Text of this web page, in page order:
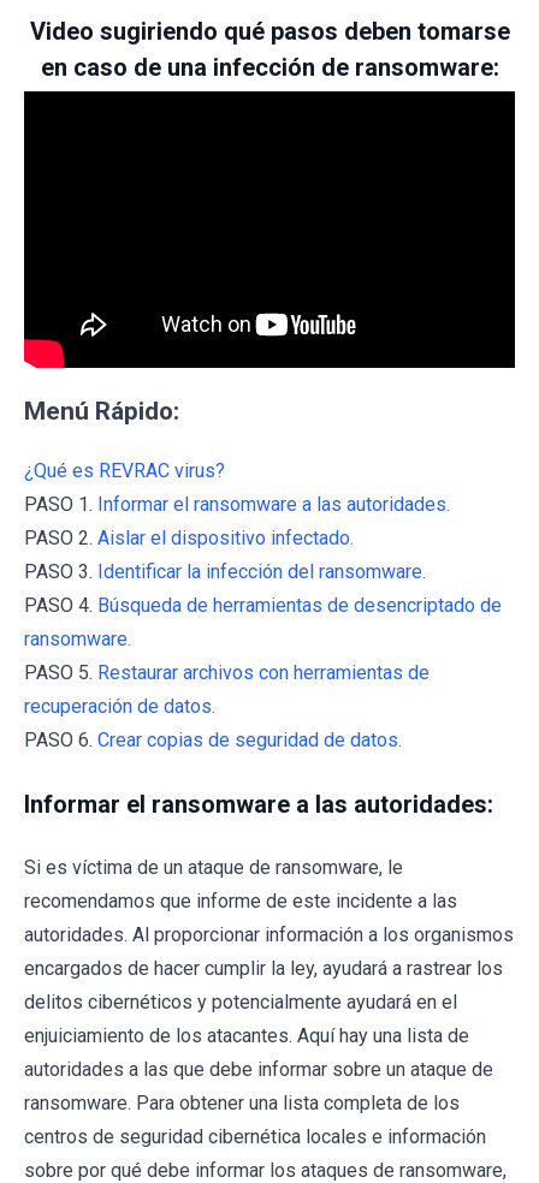
Video sugiriendo qué pasos deben tomarse
en caso de una infección de ransomware:
Menú Rápido:
¿Qué es REVRAC virus?
PASO 1. Informar el ransomware a las autoridades.
PASO 2. Aislar el dispositivo infectado.
PASO 3. Identificar la infección del ransomware.
PASO 4. Búsqueda de herramientas de desencriptado de
ransomware.
PASO 5. Restaurar archivos con herramientas de
recuperación de datos.
PASO 6. Crear copias de seguridad de datos.
Informar el ransomware a las autoridades:
Si es víctima de un ataque de ransomware, le
recomendamos que informe de este incidente a las
autoridades. Al proporcionar información a los organismos
encargados de hacer cumplir la ley, ayudará a rastrear los
delitos cibernéticos y potencialmente ayudará en el
enjuiciamiento de los atacantes. Aquí hay una lista de
autoridades a las que debe informar sobre un ataque de
ransomware. Para obtener una lista completa de los
centros de seguridad cibernética locales e información
sobre por qué debe informar los ataques de ransomware,